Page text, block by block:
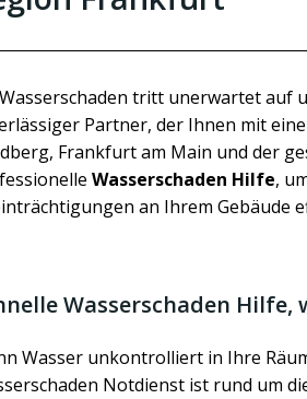
tritt unerwartet auf
Partner, der Ihnen mit
Frankfurt am Main und der
Wasserschaden Hilfe,
an Ihrem Gebäude
Wasserschaden
Wasser unkontrolliert in Ihre
Notdienst ist rund um